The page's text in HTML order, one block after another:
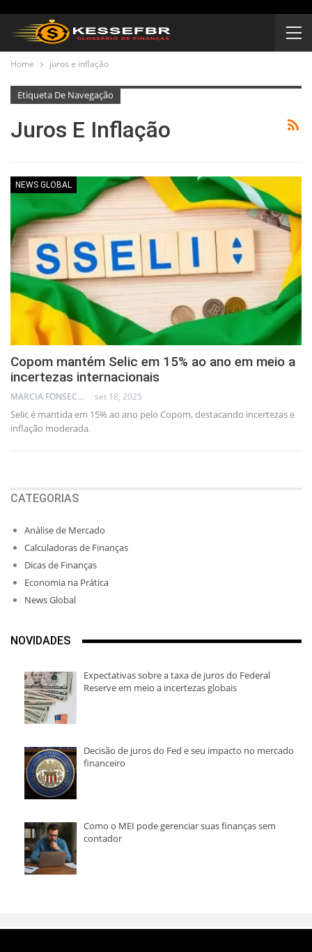
Home juros e inflação
Etiqueta De Navegação
Juros E Inflação
NEWS GLOBAL
Copom mantém Selic em 15% ao ano em meio a
incertezas internacionais
MARCIA FONSECA - FINANCIAL CONSULTANT set 18, 2025
Selic é mantida em 15% ao ano pelo Copom, destacando incertezas e
inflação moderada.
CATEGORIAS
Análise de Mercado
Calculadoras de Finanças
Dicas de Finanças
Economia na Prática
News Global
NOVIDADES
Expectativas sobre a taxa de juros do Federal
Reserve em meio a incertezas globais
Decisão de juros do Fed e seu impacto no mercado
financeiro
Como o MEI pode gerenciar suas finanças sem
contador